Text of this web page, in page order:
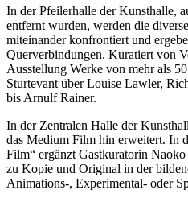
In der Pfeilerhalle der Kunsthalle,
entfernt wurden, werden die
miteinander konfrontiert und
Querverbindungen. Kuratiert von
Ausstellung Werke von mehr als
Sturtevant über Louise Lawler,
bis Arnulf Rainer.
In der Zentralen Halle der
das Medium Film hin erweitert. In
Film“ ergänzt Gastkuratorin
zu Kopie und Original in der
Animations-, Experimental- oder